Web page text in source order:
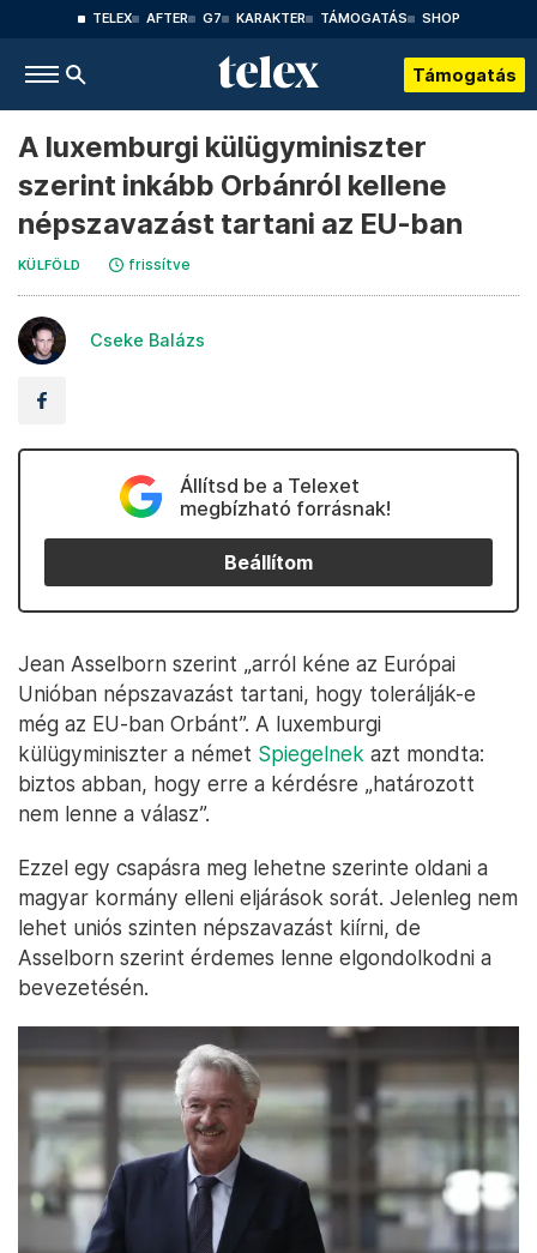
TELEX AFTER G7 KARAKTER TÁMOGATÁS SHOP
Támogatás
A luxemburgi külügyminiszter
szerint inkább Orbánról kellene
népszavazást tartani az EU-ban
KÜLFÖLD frissítve
Cseke Balázs
Állítsd be a Telexet
megbízható forrásnak!
Beállítom
Jean Asselborn szerint „arról kéne az Európai
Unióban népszavazást tartani, hogy tolerálják-e
még az EU-ban Orbánt”. A luxemburgi
külügyminiszter a német Spiegelnek azt mondta:
biztos abban, hogy erre a kérdésre „határozott
nem lenne a válasz”.
Ezzel egy csapásra meg lehetne szerinte oldani a
magyar kormány elleni eljárások sorát. Jelenleg nem
lehet uniós szinten népszavazást kiírni, de
Asselborn szerint érdemes lenne elgondolkodni a
bevezetésén.